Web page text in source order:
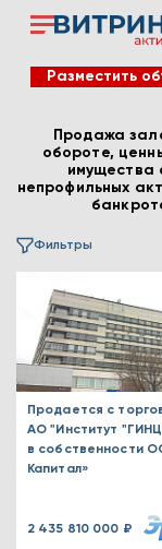
Разместить
Продажа
обороте,
имущества
непрофильных
Фильтры
Продается с
АО "Институт
в собственности
Капитал»
2 435 810 000 ₽